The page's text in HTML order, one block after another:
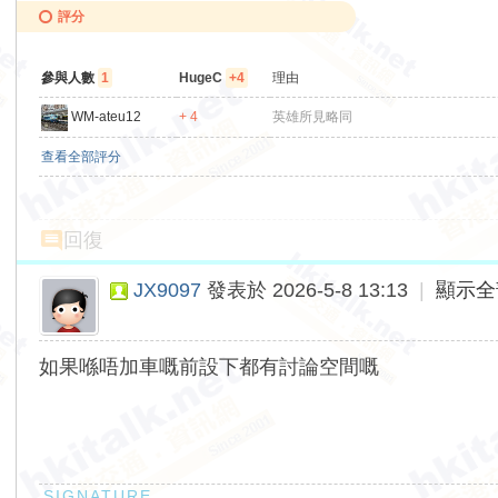
評分
參與人數 1 HugeC +4 理由
WM-ateu12 + 4 英雄所見略同
查看全部評分
回復
JX9097 發表於 2026-5-8 13:13 顯示
如果喺唔加車嘅前設下都有討論空間嘅